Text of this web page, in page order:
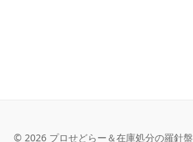
© 2026 プロせどらー＆在庫処分の羅針盤